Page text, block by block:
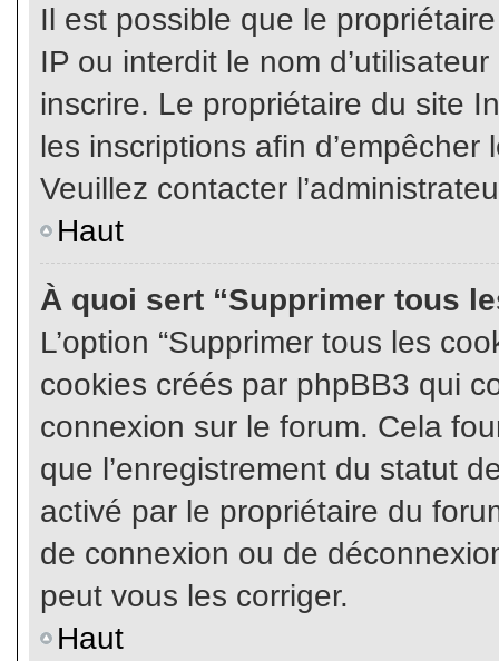
Il est possible que le
IP ou interdit le nom
inscrire. Le propriétaire du site
les inscriptions afin d’empêcher
Veuillez contacter
Haut
À quoi sert “Supprimer tous
L’option “Supprimer tous les
cookies créés par phpBB3 qui
connexion sur le forum. Cela
que l’enregistrement du statut
activé par le propriétaire du
de connexion ou de
peut vous les corriger.
Haut